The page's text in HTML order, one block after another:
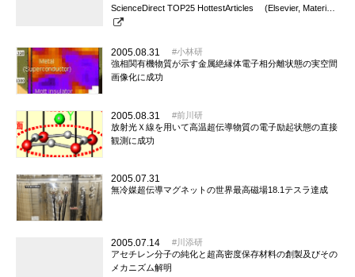
ScienceDirect TOP25 HottestArticles (Elsevier, Materi…
2005.08.31
小林研
強相関有機物質が示す金属絶縁体電子相分離状態の実空間
画像化に成功
2005.08.31
前川研
放射光Ｘ線を用いて高温超伝導物質の電子励起状態の直接
観測に成功
2005.07.31
無冷媒超伝導マグネットの世界最高磁場18.1テスラ達成
2005.07.14
川添研
アセチレン分子の純化と超高密度保存材料の創製及びその
メカニズム解明